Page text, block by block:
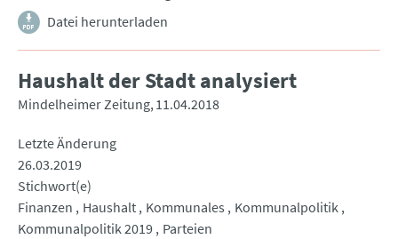
Datei herunterladen
Haushalt der Stadt analysiert
Mindelheimer Zeitung 11.04.2018
Letzte Änderung
26.03.2019
Stichwort(e)
Finanzen
Haushalt Kommunales
Kommunalpolitik
Kommunalpolitik 2019 Parteien